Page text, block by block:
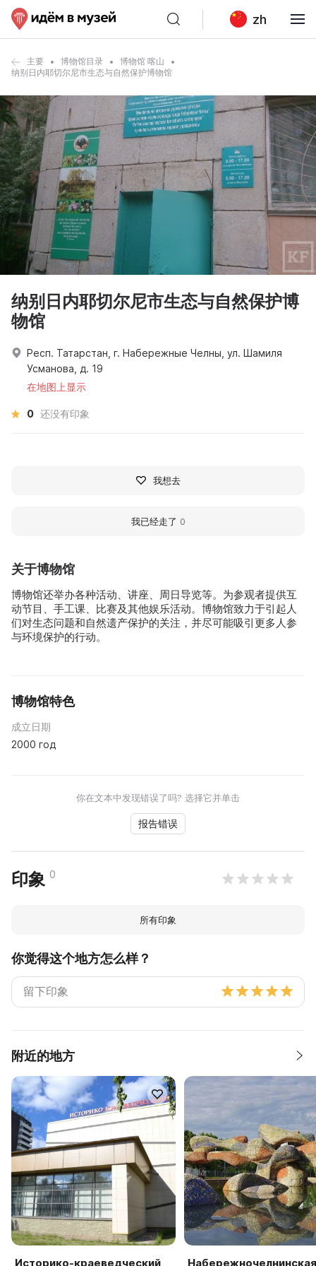
zh
主要 博物馆目录
博物馆 喀山
纳别日内耶切尔尼市生态与自然保护博物馆
关于博物馆
博物馆还举办各种活动、讲座、周日导览等。为参观者提供互
动节目、手工课、比赛及其他娱乐活动。博物馆致力于引起人
们对生态问题和自然遗产保护的关注，并尽可能吸引更多人参
与环境保护的行动。
博物馆特色
成立日期
2000 год
你在文本中发现错误了吗? 选择它并单击
报告错误
印象 0
所有印象
你觉得这个地方怎么样？
附近的地方
Историко-краеведческий Набережночелнинская
纳别日内耶切尔尼市生态与自然保护博
物馆
Респ. Татарстан, г. Набережные Челны, ул. Шамиля
Усманова, д. 19
在地图上显示
0 还没有印象
我想去
我已经走了 0